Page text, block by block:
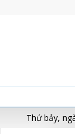
Thứ bảy,